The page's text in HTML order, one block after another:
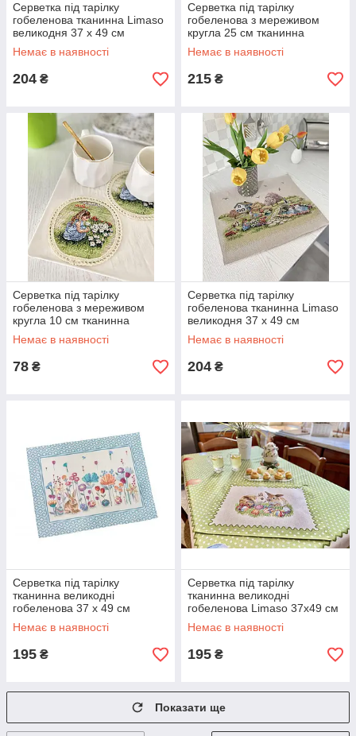
Серветка під тарілку
гобеленова тканинна Limaso
великодня 37 х 49 см
серветки під тарілки
великодні
Немає в наявності
204 ₴
Серветка під тарілку
гобеленова з мереживом
кругла 25 см тканинна
Limaso серветка-підкладка на
стіл лімасо
Немає в наявності
215 ₴
Серветка під тарілку
гобеленова з мереживом
кругла 10 см тканинна
Limaso серветка-підкладка на
стіл лімасо
Немає в наявності
78 ₴
Серветка під тарілку
гобеленова тканинна Limaso
великодня 37 х 49 см
серветки під тарілки
великодні
Немає в наявності
204 ₴
Серветка під тарілку
тканинна великодні
гобеленова 37 х 49 см
серветки під тарілки
великодні
Немає в наявності
195 ₴
Серветка під тарілку
тканинна великодні
гобеленова Limaso 37х49 см
серветки під тарілки
великодні
Немає в наявності
195 ₴
Показати ще